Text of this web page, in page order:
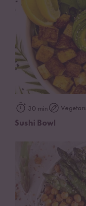
30 min
Sushi Bowl